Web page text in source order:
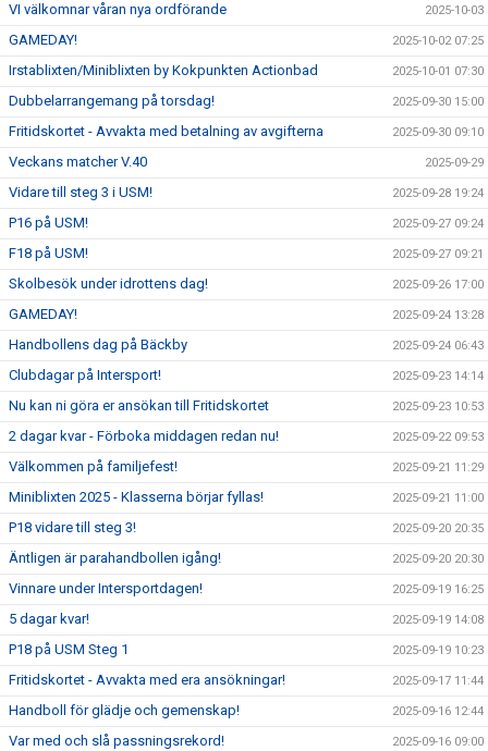
VI välkomnar våran nya ordförande 2025-10-03
GAMEDAY! 2025-10-02 07:25
Irstablixten/Miniblixten by Kokpunkten Actionbad 2025-10-01 07:30
Dubbelarrangemang på torsdag! 2025-09-30 15:00
Fritidskortet - Avvakta med betalning av avgifterna 2025-09-30 09:10
Veckans matcher V.40 2025-09-29
Vidare till steg 3 i USM! 2025-09-28 19:24
P16 på USM! 2025-09-27 09:24
F18 på USM! 2025-09-27 09:21
Skolbesök under idrottens dag! 2025-09-26 17:00
GAMEDAY! 2025-09-24 13:28
Handbollens dag på Bäckby 2025-09-24 06:43
Clubdagar på Intersport! 2025-09-23 14:14
Nu kan ni göra er ansökan till Fritidskortet 2025-09-23 10:53
2 dagar kvar - Förboka middagen redan nu! 2025-09-22 09:53
Välkommen på familjefest! 2025-09-21 11:29
Miniblixten 2025 - Klasserna börjar fyllas! 2025-09-21 11:00
P18 vidare till steg 3! 2025-09-20 20:35
Äntligen är parahandbollen igång! 2025-09-20 20:30
Vinnare under Intersportdagen! 2025-09-19 16:25
5 dagar kvar! 2025-09-19 14:08
P18 på USM Steg 1 2025-09-19 10:23
Fritidskortet - Avvakta med era ansökningar! 2025-09-17 11:44
Handboll för glädje och gemenskap! 2025-09-16 12:44
Var med och slå passningsrekord! 2025-09-16 09:00